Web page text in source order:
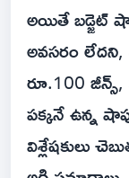
అయితే బడ్జెట్
అవసరం
రూ.100 జీన్స్,
పక్కనే ఉన్న
విశ్లేషకులు